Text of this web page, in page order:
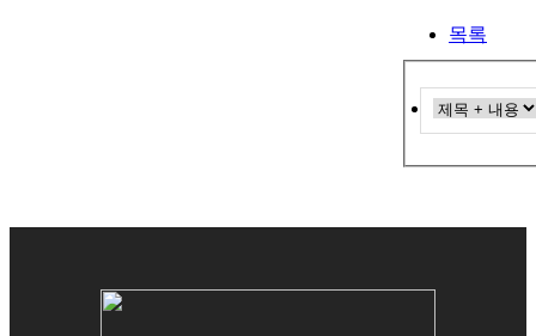
목록